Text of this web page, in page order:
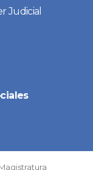
Judicial